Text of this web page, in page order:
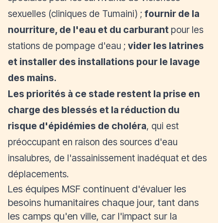
sexuelles (cliniques de Tumaini) ; fournir de la
nourriture, de l'eau et du carburant pour les
stations de pompage d'eau ; vider les latrines
et installer des installations pour le lavage
des mains.
Les priorités à ce stade restent la prise en
charge des blessés et la réduction du
risque d'épidémies de choléra, qui est
préoccupant en raison des sources d'eau
insalubres, de l'assainissement inadéquat et des
déplacements.
Les équipes MSF continuent d'évaluer les
besoins humanitaires chaque jour, tant dans
les camps qu'en ville, car l'impact sur la